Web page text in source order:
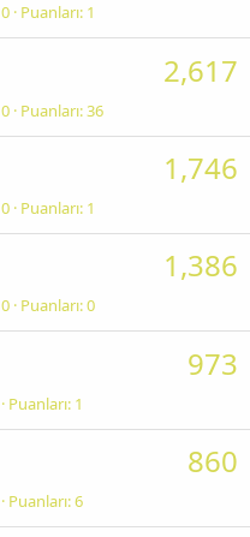
0 Puanları 1
2,617
0 Puanları 36
1,746
0 Puanları 1
1,386
0 Puanları 0
973
Puanları 1
860
Puanları 6